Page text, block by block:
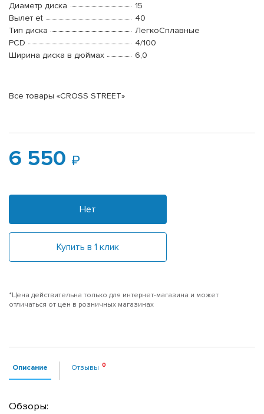
Диаметр диска
15
Вылет et
40
Тип диска
ЛегкоСплавные
PCD
4/100
Ширина диска в дюймах
6,0
Все товары «CROSS STREET»
6 550
Нет
Купить в 1 клик
*Цена действительна только для интернет-магазина и может
отличаться от цен в розничных магазинах
Описание Отзывы
Обзоры: